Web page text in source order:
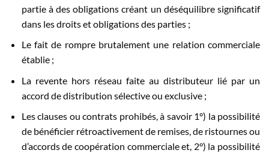
partie à des obligations créant un déséquilibre significatif
dans les droits et obligations des parties ;
Le fait de rompre brutalement une relation commerciale
établie ;
La revente hors réseau faite au distributeur lié par un
accord de distribution sélective ou exclusive ;
Les clauses ou contrats prohibés, à savoir 1°) la possibilité
de bénéficier rétroactivement de remises, de ristournes ou
d’accords de coopération commerciale et, 2°) la possibilité